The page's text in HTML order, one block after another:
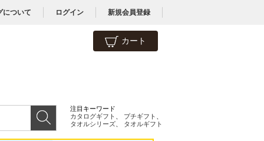
について ログイン 新規会員登録
カート
注目キーワード
カタログギフト
プチギフト
タオルシリーズ
タオルギフト